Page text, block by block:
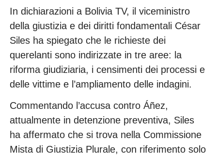
In dichiarazioni a Bolivia TV, il viceministro
della giustizia e dei diritti fondamentali César
Siles ha spiegato che le richieste dei
querelanti sono indirizzate in tre aree: la
riforma giudiziaria, i censimenti dei processi e
delle vittime e l’ampliamento delle indagini.
Commentando l’accusa contro Áñez,
attualmente in detenzione preventiva, Siles
ha affermato che si trova nella Commissione
Mista di Giustizia Plurale, con riferimento solo